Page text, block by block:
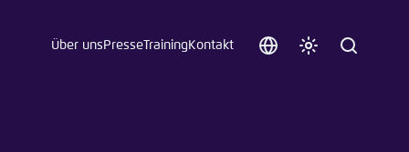
SpracheFarbschema
Suche
Über uns PresseTraining Kontakt